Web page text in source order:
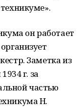
он работает
Заметка из
г. за
частью
Н.